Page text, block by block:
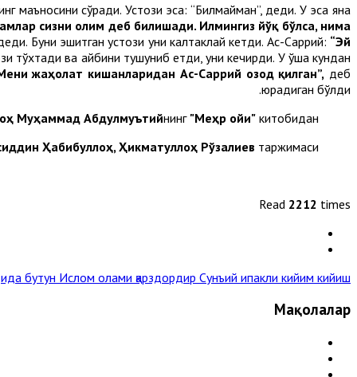
маъносини сўради. Устози эса: “Билмайман”, деди. У эса яна
сизни олим деб билишади. Илмингиз йўқ бўлса, нима
Буни эшитган устози уни калтаклай кетди. Ас-Саррий: “Эй
тўхтади ва айбини тушуниб етди, уни кечирди. У ўша кундан
жаҳолат кишанларидан Ас-Саррий озод қилган”, деб
юрадиган бўлди.
Муҳаммад Абдулмуътийнинг "Меҳр ойи" китобидан
Ҳабибуллоҳ, Ҳикматуллоҳ Рўзалиев таржимаси.
Read 2212 times
бутун Ислом олами қарздордир Сунъий ипакли кийим кийиш »
Мақолалар